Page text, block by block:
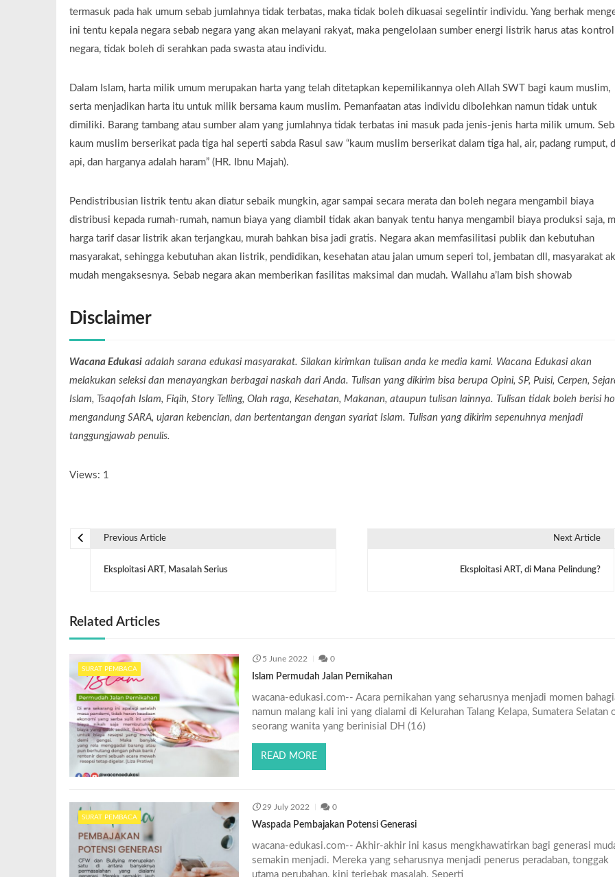
termasuk pada hak umum sebab jumlahnya tidak terbatas, maka tidak boleh dikuasai segelintir individu. Yang berhak
ini tentu kepala negara sebab negara yang akan melayani rakyat, maka pengelolaan sumber energi listrik harus atas kontrol
negara, tidak boleh di serahkan pada swasta atau individu.
Dalam Islam, harta milik umum merupakan harta yang telah ditetapkan kepemilikannya oleh Allah SWT bagi kaum muslim,
serta menjadikan harta itu untuk milik bersama kaum muslim. Pemanfaatan atas individu dibolehkan namun tidak untuk
dimiliki. Barang tambang atau sumber alam yang jumlahnya tidak terbatas ini masuk pada jenis-jenis harta milik umum.
kaum muslim berserikat pada tiga hal seperti sabda Rasul saw “kaum muslim berserikat dalam tiga hal, air, padang rumput,
api, dan harganya adalah haram” (HR. Ibnu Majah).
Pendistribusian listrik tentu akan diatur sebaik mungkin, agar sampai secara merata dan boleh negara mengambil biaya
distribusi kepada rumah-rumah, namun biaya yang diambil tidak akan banyak tentu hanya mengambil biaya produksi saja,
harga tarif dasar listrik akan terjangkau, murah bahkan bisa jadi gratis. Negara akan memfasilitasi publik dan kebutuhan
masyarakat, sehingga kebutuhan akan listrik, pendidikan, kesehatan atau jalan umum seperi tol, jembatan dll, masyarakat
mudah mengaksesnya. Sebab negara akan memberikan fasilitas maksimal dan mudah. Wallahu a’lam bish showab
Disclaimer
Wacana Edukasiadalah sarana edukasi masyarakat. Silakan kirimkan tulisan anda ke media kami. Wacana Edukasi akan
melakukan seleksi dan menayangkan berbagai naskah dari Anda. Tulisan yang dikirim bisa berupa Opini, SP, Puisi, Cerpen,
Islam, Tsaqofah Islam, Fiqih, Story Telling, Olah raga, Kesehatan, Makanan, ataupun tulisan lainnya. Tulisan tidak boleh berisi
mengandung SARA, ujaran kebencian, dan bertentangan dengan syariat Islam. Tulisan yang dikirim sepenuhnya menjadi
tanggungjawab penulis.
Views: 1
Previous Article
Eksploitasi ART, Masalah Serius
Next Article
Eksploitasi ART, di Mana Pelindung?
Related Articles
SURAT PEMBACA
5 June 2022 0
Islam Permudah Jalan Pernikahan
wacana-edukasi.com-- Acara pernikahan yang seharusnya menjadi momen
namun malang kali ini yang dialami di Kelurahan Talang Kelapa, Sumatera Selatan
seorang wanita yang berinisial DH (16)
READ MORE
SURAT PEMBACA
29 July 2022 0
Waspada Pembajakan Potensi Generasi
wacana-edukasi.com-- Akhir-akhir ini kasus mengkhawatirkan bagi generasi
semakin menjadi. Mereka yang seharusnya menjadi penerus peradaban, tonggak
utama perubahan, kini terjebak masalah. Seperti